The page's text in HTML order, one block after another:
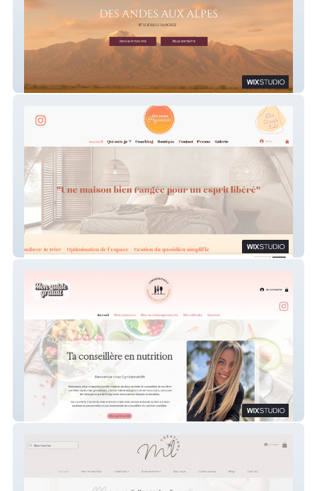
Terroirs de los andes
Une nana organisée
Cyndienutrifit